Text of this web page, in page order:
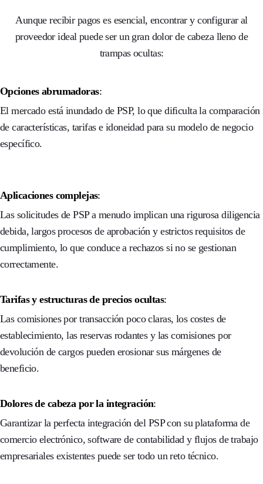
Aunque recibir pagos es esencial, encontrar y configurar al
proveedor ideal puede ser un gran dolor de cabeza lleno de
trampas ocultas:
Opciones abrumadoras:
El mercado está inundado de PSP, lo que dificulta la comparación
de características, tarifas e idoneidad para su modelo de negocio
específico.
Aplicaciones complejas:
Las solicitudes de PSP a menudo implican una rigurosa diligencia
debida, largos procesos de aprobación y estrictos requisitos de
cumplimiento, lo que conduce a rechazos si no se gestionan
correctamente.
Tarifas y estructuras de precios ocultas:
Las comisiones por transacción poco claras, los costes de
establecimiento, las reservas rodantes y las comisiones por
devolución de cargos pueden erosionar sus márgenes de
beneficio.
Dolores de cabeza por la integración:
Garantizar la perfecta integración del PSP con su plataforma de
comercio electrónico, software de contabilidad y flujos de trabajo
empresariales existentes puede ser todo un reto técnico.